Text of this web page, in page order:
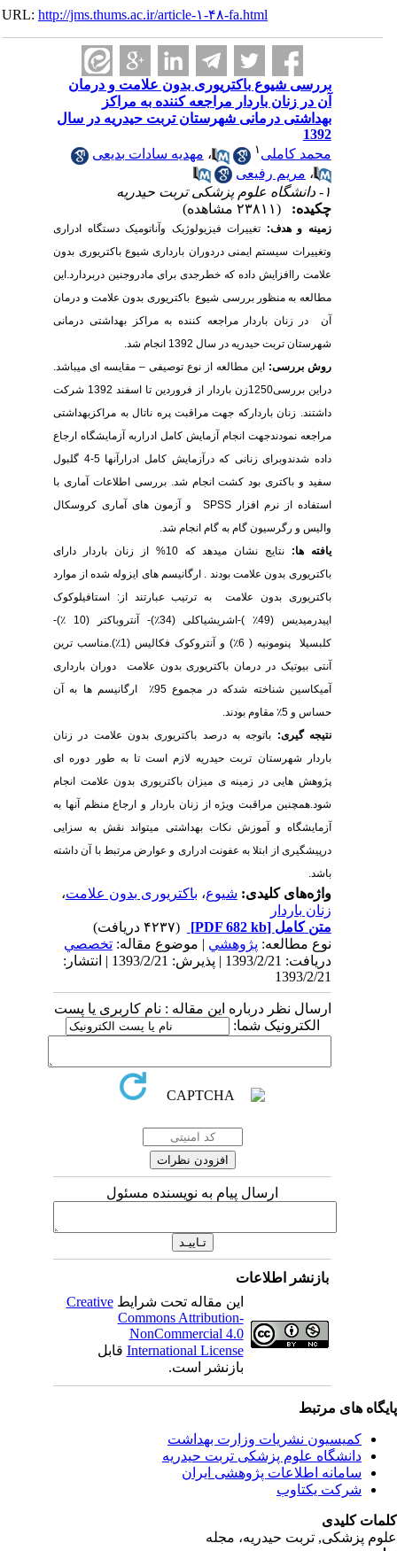
URL:http://jms.thums.ac.ir/article-۱-۴۸-fa.html
بررسی شیوع باکتریوری بدون علامت و درمان
آن در زنان باردار مراجعه کننده به مراکز
بهداشتی درمانی شهرستان تربت حیدریه در سال
محمد کاملی ۱ ، مهدیه سادات بدیعی
مریم رفیعی
(۲۳۸۱۱ مشاهده)
زمینه و هدف:تغییرات فیزیولوژیک وآناتومیک دستگاه ادراری
وتغییرات سیستم ایمنی دردوران بارداری شیوع باکتریوری بدون
علامت راافزایش داده که خطرجدی برای مادروجنین دربردارد.این
مطالعه به منظور بررسی شیوع باکتریوری بدون علامت و درمان
آن در زنان باردار مراجعه کننده به مراکز بهداشتی درمانی
شهرستان تربت حیدریه در سال 1392 انجام شد.
روش بررسی:این مطالعه از نوع توصیفی – مقایسه ای میباشد.
دراین بررسی1250زن باردار از فروردین تا اسفند 1392 شرکت
داشتند. زنان باردارکه جهت مراقبت پره ناتال به مراکزبهداشتی
مراجعه نمودندجهت انجام آزمایش کامل ادراربه آزمایشگاه ارجاع
داده شدندوبرای زنانی که درآزمایش کامل ادرارآنها 5-4 گلبول
سفید و باکتری بود کشت انجام شد. بررسی اطلاعات آماری با
استفاده از نرم افزار SPSSو آزمون های آماری کروسکال
والیس و رگرسیون گام به گام انجام شد.
نتایج نشان میدهد که 10% از زنان باردار دارای
باکتریوری بدون علامت بودند . ارگانیسم های ایزوله شده از موارد
باکتریوری بدون علامت به ترتیب عبارتند از: استافیلوکوک
اپیدرمیدیس (49٪ )-اشریشیاکلی (34٪)- آنتروباکتر (10 ٪)-
کلبسیلا پنومونیه ( 6٪) و آنتروکوک فکالیس (1٪).مناسب ترین
آنتی بیوتیک در درمان باکتریوری بدون علامت دوران بارداری
آمیکاسین شناخته شدکه در مجموع 95٪ ارگانیسم ها به آن
نتیجه گیری:باتوجه به درصد باکتریوری بدون علامت در زنان
باردار شهرستان تربت حیدریه لازم است تا به طور دوره ای
پژوهش هایی در زمینه ی میزان باکتریوری بدون علامت انجام
شود.همچنین مراقبت ویژه از زنان باردار و ارجاع منظم آنها به
آزمایشگاه و آموزش نکات بهداشتی میتواند نقش به سزایی
درپیشگیری از ابتلا به عفونت ادراری و عوارض مرتبط با آن داشته
واژه‌های کلیدی:شیوع،باکتریوری بدون علامت،
زنان باردار
متن کامل[PDF 682 kb]
(۴۲۳۷ دریافت)
نوع مطالعه:پژوهشي| موضوع مقاله:تخصصي
دریافت: 1393/2/21 | پذیرش: 1393/2/21 | انتشار:
1393/2/21
ارسال نظر درباره این مقاله : نام کاربری یا پست
الکترونیک شما:
ارسال پیام به نویسنده مسئول
بازنشر اطلاعات
این مقاله تحت شرایطCreative
Commons Attribution-
NonCommercial 4.0
International Licenseقابل
بازنشر است.
مرتبط
نشریات وزارت بهداشت
علوم پزشکی تربت حیدریه
اطلاعات پژوهشی ایران
یکتاوب
تربت حیدریه، مجله